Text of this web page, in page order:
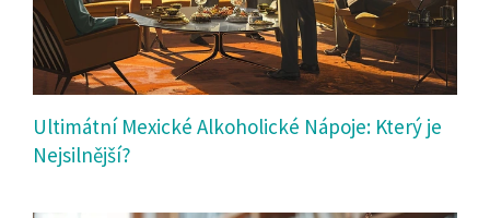
Ultimátní Mexické Alkoholické Nápoje: Který je
Nejsilnější?